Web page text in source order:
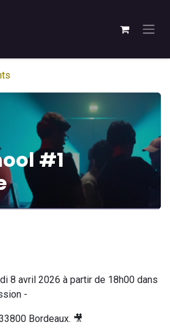
#1
8 avril 2026 à partir de 18h00 dans
-
Bordeaux. 🎥